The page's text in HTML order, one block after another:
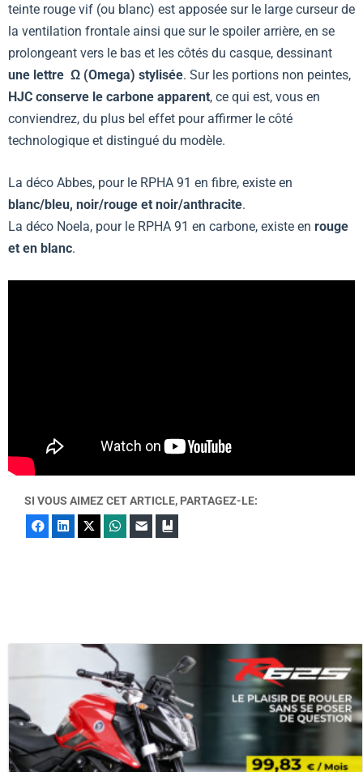
teinte rouge vif (ou blanc) est apposée sur le large curseur de
la ventilation frontale ainsi que sur le spoiler arrière, en se
prolongeant vers le bas et les côtés du casque, dessinant
une lettre Ω (Omega) stylisée. Sur les portions non peintes,
HJC conserve le carbone apparent, ce qui est, vous en
conviendrez, du plus bel effet pour affirmer le côté
technologique et distingué du modèle.
La déco Abbes, pour le RPHA 91 en fibre, existe en
blanc/bleu, noir/rouge et noir/anthracite.
La déco Noela, pour le RPHA 91 en carbone, existe en rouge
et en blanc.
SI VOUS AIMEZ CET ARTICLE, PARTAGEZ-LE:
FacebookLinkedIn WhatsApp
E-mail